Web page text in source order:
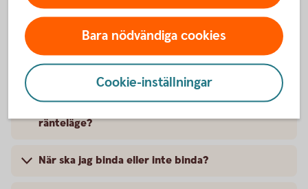
Hur ska jag tänka om ränteläget?
ränteläge?
När ska jag binda eller inte binda?
Bara nödvändiga cookies
Cookie-inställningar